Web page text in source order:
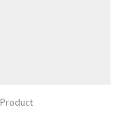
Product